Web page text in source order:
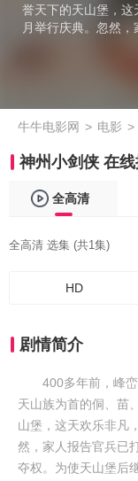
誉天下的天山堡，
月举行庆典。忽然
牛牛电影网 > 电影 >
神州小剑侠 在
全高清
全高清 选集 (共1集)
HD
剧情简介
400多年前，峰
天山族为首的侗、苗
山堡，这天欢乐非凡
然，家人报告官兵已
夺权。为使天山堡后